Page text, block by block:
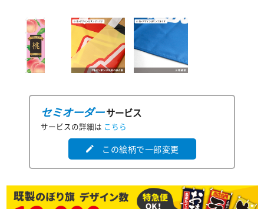
セミオーダーサービス
サービスの詳細は こちら
edit この絵柄で一部変更